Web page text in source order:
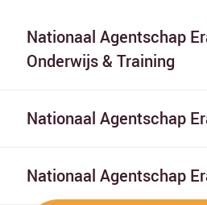
Nationaal Agentschap
Onderwijs & Training
Nationaal Agentschap
Nationaal Agentschap